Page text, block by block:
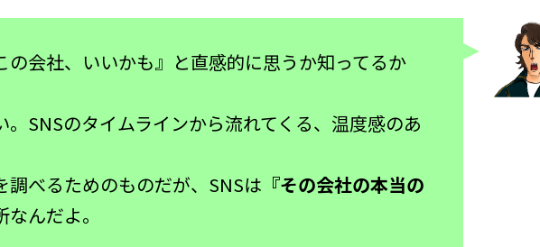
の会社、いいかも』と直感的に思うか知ってるか
SNSのタイムラインから流れてくる、温度感のあ
べるためのものだが、SNSは 『その会社の本当の
んだよ。